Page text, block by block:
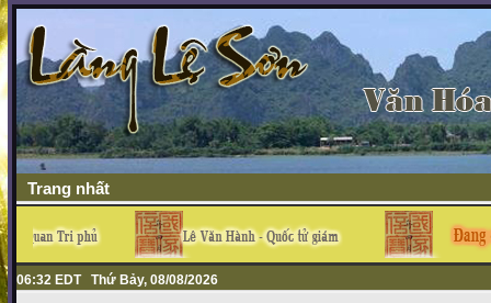
Trang nhất
06:32 EDT Thứ Bảy, 08/08/2026